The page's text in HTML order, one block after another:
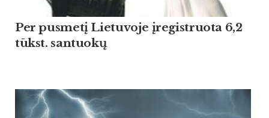
Per pusmetį Lietuvoje įregistruota 6,2
tūkst. santuokų